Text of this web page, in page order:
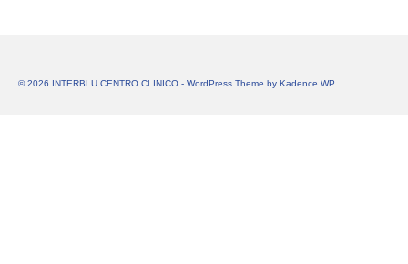
© 2026 INTERBLU CENTRO CLINICO - WordPress Theme by Kadence WP